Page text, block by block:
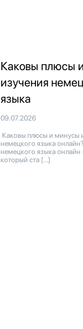
Каковы плюсы
изучения
языка
09.07.2026
Каковы плюсы и минусы
немецкого языка
немецкого языка онлайн
который ста […]